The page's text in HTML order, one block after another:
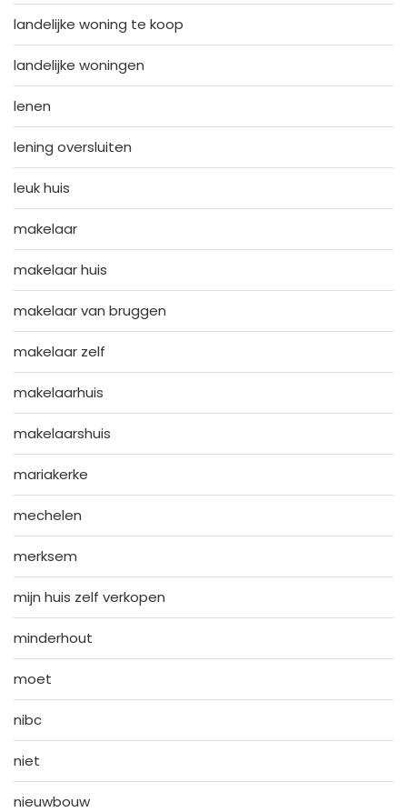
landelijke woning te koop
landelijke woningen
lenen
lening oversluiten
leuk huis
makelaar
makelaar huis
makelaar van bruggen
makelaar zelf
makelaarhuis
makelaarshuis
mariakerke
mechelen
merksem
mijn huis zelf verkopen
minderhout
moet
nibc
niet
nieuwbouw